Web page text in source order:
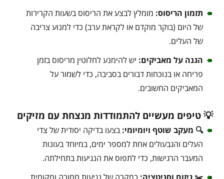
תזמון הריסוס: מומלץ לבצע את הריסוס בשעות הקרירות
של היום (בוקר מוקדם או לקראת ערב) כדי למנוע צריבה
של העלים.
הגנה על מאביקים: יש להימנע לחלוטין מריסוס בזמן
פריחה או בנוכחות דבורים בסביבה, כדי לשמור על
המאביקים החשובים.
💡 טיפים מעשיים להתמודדות מנצחת עם מזיקים
🔍 מעקב שוטף ויומיומי: בצעו בדיקה יסודית של צדי
העלים והגבעולים אחת למספר ימים, במיוחד בעונות
המעבר הרגישות, כדי לתפוס את הנגיעות בתחילתה.